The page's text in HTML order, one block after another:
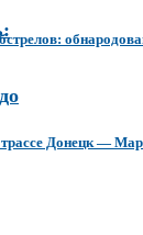
Донецк —